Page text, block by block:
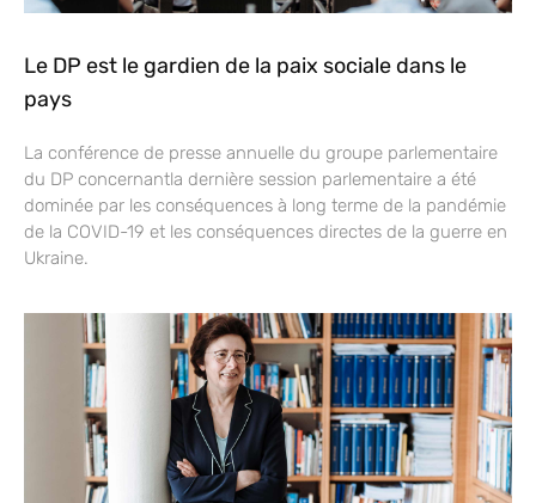
Le DP est le gardien de la paix sociale dans le
pays
La conférence de presse annuelle du groupe parlementaire
du DP concernantla dernière session parlementaire a été
dominée par les conséquences à long terme de la pandémie
de la COVID-19 et les conséquences directes de la guerre en
Ukraine.